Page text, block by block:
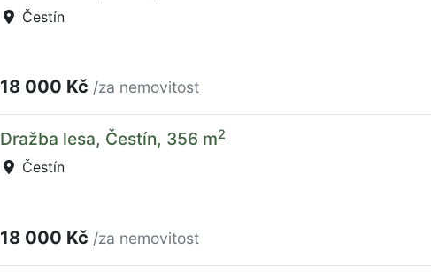
Čestín
18 000 Kč /za nemovitost
Dražba lesa, Čestín, 356 m2
Čestín
18 000 Kč /za nemovitost